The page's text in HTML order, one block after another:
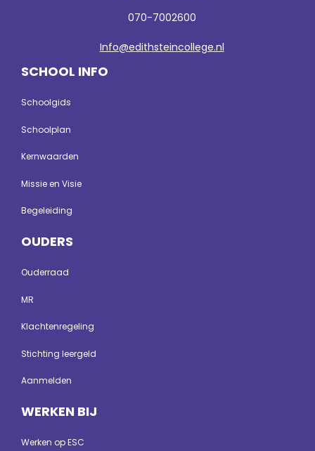
070-7002600
Info@edithsteincollege.nl
SCHOOL INFO
Schoolgids
Schoolplan
Kernwaarden
Missie en Visie
Begeleiding
OUDERS
Ouderraad
MR
Klachtenregeling
Stichting leergeld
Aanmelden
WERKEN BIJ
Werken op ESC